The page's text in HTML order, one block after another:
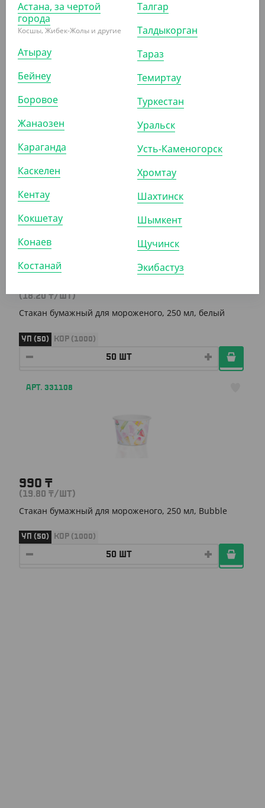
(18.20₸/ШТ)
(18.20₸/ШТ)
Стакан бумажный для мороженого, 250 мл, белый
УП (50) КОР (1000)
АРТ. 331108
990 ₸
(19.80 ₸/ШТ)
Стакан бумажный для мороженого, 250 мл, Bubble
УП (50) КОР (1000)
Астана, за чертой
города
Косшы, Жибек-Жолы и другие
Атырау
Бейнеу
Боровое
Жанаозен
Караганда
Каскелен
Кентау
Кокшетау
Конаев
Костанай
Талгар
Талдыкорган
Тараз
Темиртау
Туркестан
Уральск
Усть-Каменогорск
Хромтау
Шахтинск
Шымкент
Щучинск
Экибастуз